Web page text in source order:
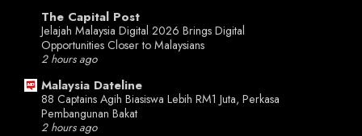
The Capital Post
Jelajah Malaysia Digital 2026 Brings Digital
Opportunities Closer to Malaysians
2 hours ago
Malaysia Dateline
88 Captains Agih Biasiswa Lebih RM1 Juta, Perkasa
Pembangunan Bakat
2 hours ago